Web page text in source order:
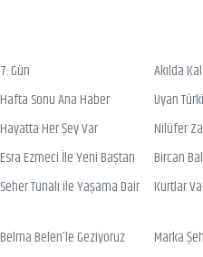
7. Gün
Akılda
Hafta Sonu Ana Haber
Uyan
Hayatta Her Şey Var
Nilüfer
Esra Ezmeci İle Yeni Baştan
Bircan
Seher Tunalı ile Yaşama Dair Kurtlar
Belma Belen’le Geziyoruz
Marka